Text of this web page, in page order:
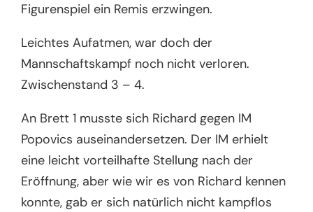
Figurenspiel ein Remis erzwingen.
Leichtes Aufatmen, war doch der
Mannschaftskampf noch nicht verloren.
Zwischenstand 3 – 4.
An Brett 1 musste sich Richard gegen IM
Popovics auseinandersetzen. Der IM erhielt
eine leicht vorteilhafte Stellung nach der
Eröffnung, aber wie wir es von Richard kennen
konnte, gab er sich natürlich nicht kampflos